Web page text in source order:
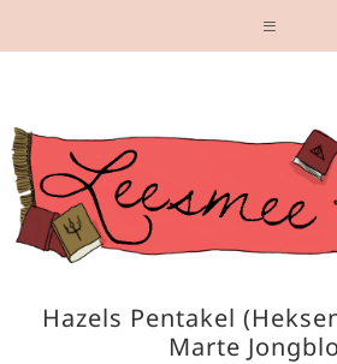
Hazels Pentakel
Marte